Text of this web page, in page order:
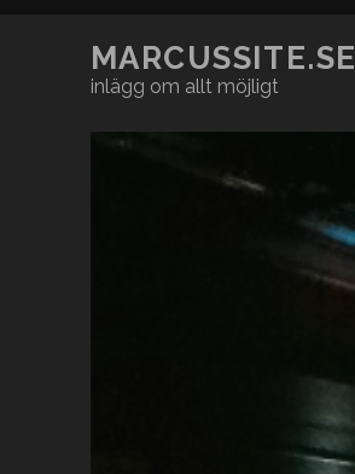
MARCUSSITE.SE
inlägg om allt möjligt